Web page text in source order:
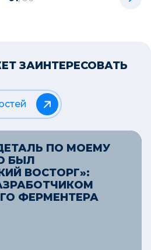
ЗАИНТЕРЕСОВАТЬ
ПО МОЕМУ
БЫЛ
ВОСТОРГ»:
ФЕРМЕНТЕРА